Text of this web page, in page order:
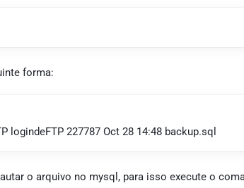
forma:
logindeFTP 227787 Oct 28 14:48 backup.sql
o arquivo no mysql, para isso execute o